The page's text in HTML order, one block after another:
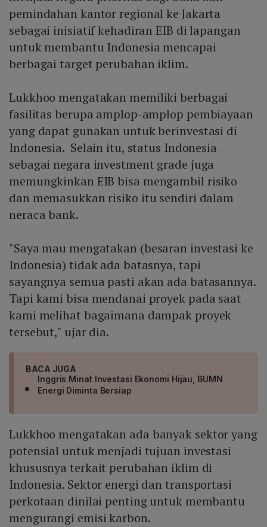
pemindahan kantor regional ke Jakarta
sebagai inisiatif kehadiran EIB di lapangan
untuk membantu Indonesia mencapai
berbagai target perubahan iklim.
Lukkhoo mengatakan memiliki berbagai
fasilitas berupa amplop-amplop pembiayaan
yang dapat gunakan untuk berinvestasi di
Indonesia. Selain itu, status Indonesia
sebagai negara investment grade juga
memungkinkan EIB bisa mengambil risiko
dan memasukkan risiko itu sendiri dalam
neraca bank.
"Saya mau mengatakan (besaran investasi ke
Indonesia) tidak ada batasnya, tapi
sayangnya semua pasti akan ada batasannya.
Tapi kami bisa mendanai proyek pada saat
kami melihat bagaimana dampak proyek
tersebut," ujar dia.
BACA JUGA
Inggris Minat Investasi Ekonomi Hijau, BUMN
Energi Diminta Bersiap
Lukkhoo mengatakan ada banyak sektor yang
potensial untuk menjadi tujuan investasi
khususnya terkait perubahan iklim di
Indonesia. Sektor energi dan transportasi
perkotaan dinilai penting untuk membantu
mengurangi emisi karbon.